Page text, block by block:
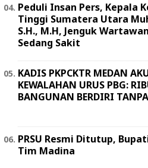
Peduli Insan Pers, Kepala
Tinggi Sumatera Utara
S.H., M.H, Jenguk
Sedang Sakit
KADIS PKPCKTR MEDAN
KEWALAHAN URUS PBG:
BANGUNAN BERDIRI
PRSU Resmi Ditutup,
Tim Madina